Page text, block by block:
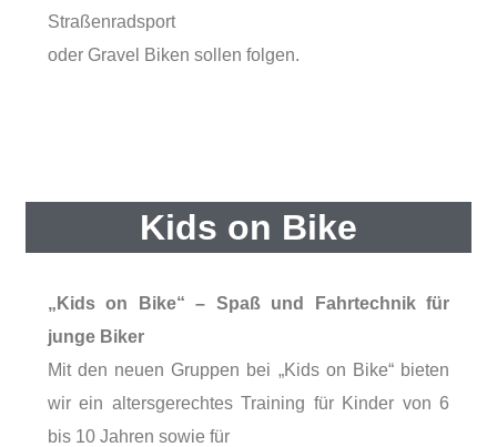
Straßenradsport
oder Gravel Biken sollen folgen.
Kids on Bike
„Kids on Bike“ – Spaß und Fahrtechnik für
junge Biker
Mit den neuen Gruppen bei „Kids on Bike“ bieten
wir ein altersgerechtes Training für Kinder von 6
bis 10 Jahren sowie für